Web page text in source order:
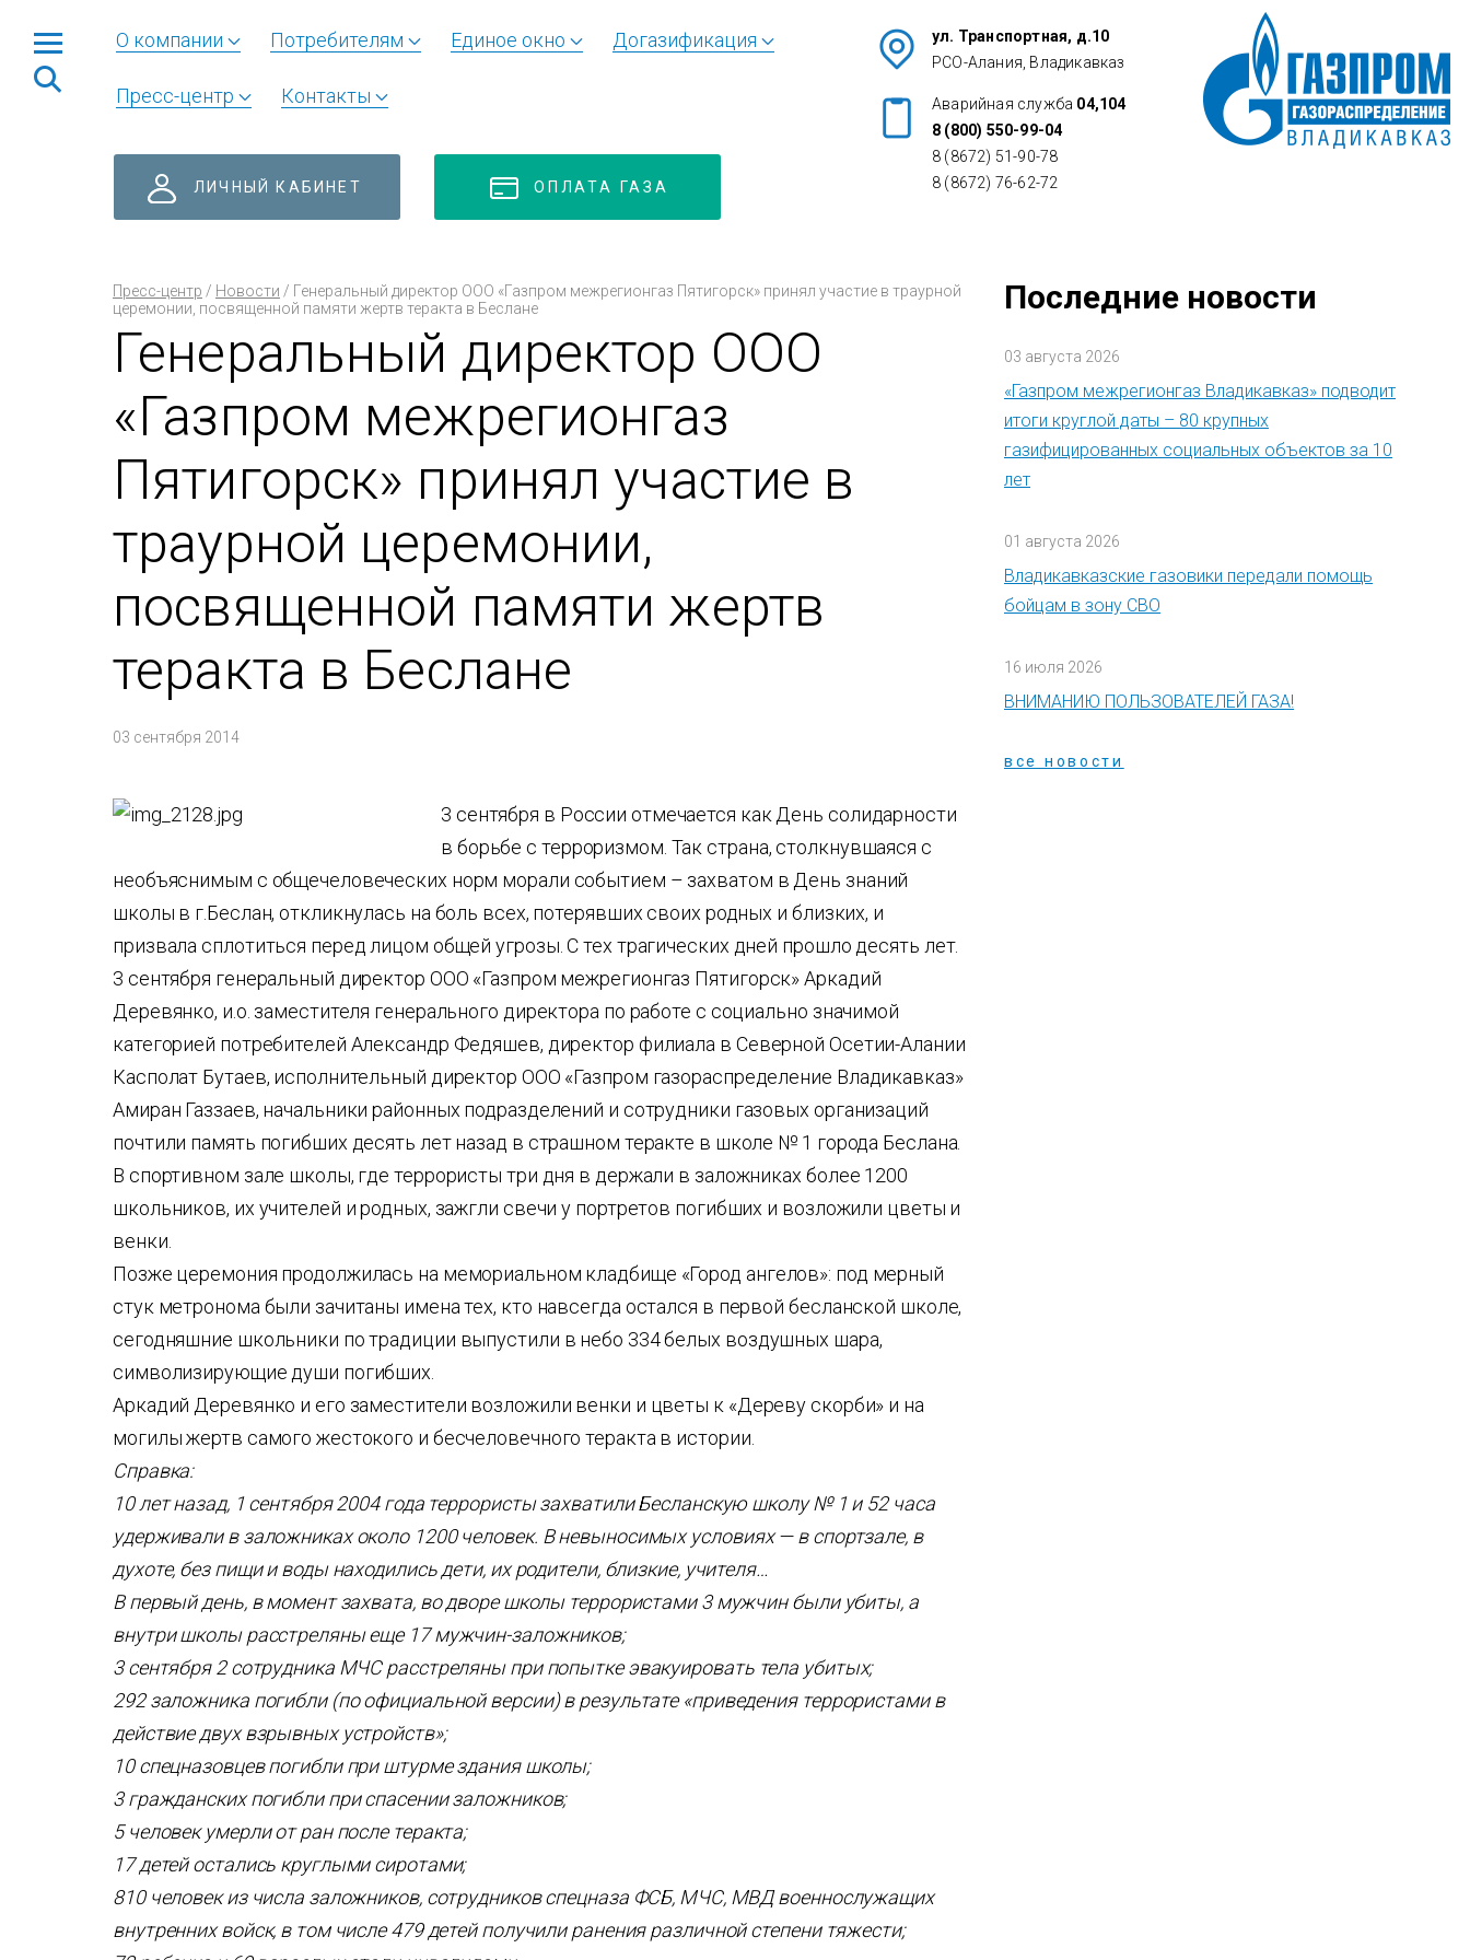
О компании Потребителям Единое окно Догазификация
Пресс-центр Контакты
ЛИЧНЫЙ КАБИНЕТ ОПЛАТА ГАЗА
ул. Транспортная, д.10
РСО-Алания, Владикавказ
Аварийная служба 04,104
8 (800) 550-99-04
8 (8672) 51-90-78
8 (8672) 76-62-72
Пресс-центр / Новости / Генеральный директор ООО «Газпром межрегионгаз Пятигорск» принял участие в траурной
церемонии, посвященной памяти жертв теракта в Беслане
Генеральный директор ООО
«Газпром межрегионгаз
Пятигорск» принял участие в
траурной церемонии,
посвященной памяти жертв
теракта в Беслане
03 сентября 2014
3 сентября в России отмечается как День солидарности
в борьбе с терроризмом. Так страна, столкнувшаяся с
необъяснимым с общечеловеческих норм морали событием – захватом в День знаний
школы в г.Беслан, откликнулась на боль всех, потерявших своих родных и близких, и
призвала сплотиться перед лицом общей угрозы. С тех трагических дней прошло десять лет.
3 сентября генеральный директор ООО «Газпром межрегионгаз Пятигорск» Аркадий
Деревянко, и.о. заместителя генерального директора по работе с социально значимой
категорией потребителей Александр Федяшев, директор филиала в Северной Осетии-Алании
Касполат Бутаев, исполнительный директор ООО «Газпром газораспределение Владикавказ»
Амиран Газзаев, начальники районных подразделений и сотрудники газовых организаций
почтили память погибших десять лет назад в страшном теракте в школе № 1 города Беслана.
В спортивном зале школы, где террористы три дня в держали в заложниках более 1200
школьников, их учителей и родных, зажгли свечи у портретов погибших и возложили цветы и
венки.
Позже церемония продолжилась на мемориальном кладбище «Город ангелов»: под мерный
стук метронома были зачитаны имена тех, кто навсегда остался в первой бесланской школе,
сегодняшние школьники по традиции выпустили в небо 334 белых воздушных шара,
символизирующие души погибших.
Аркадий Деревянко и его заместители возложили венки и цветы к «Дереву скорби» и на
могилы жертв самого жестокого и бесчеловечного теракта в истории.
Справка:
10 лет назад, 1 сентября 2004 года террористы захватили Бесланскую школу № 1 и 52 часа
удерживали в заложниках около 1200 человек. В невыносимых условиях — в спортзале, в
духоте, без пищи и воды находились дети, их родители, близкие, учителя…
В первый день, в момент захвата, во дворе школы террористами 3 мужчин были убиты, а
внутри школы расстреляны еще 17 мужчин-заложников;
3 сентября 2 сотрудника МЧС расстреляны при попытке эвакуировать тела убитых;
292 заложника погибли (по официальной версии) в результате «приведения террористами в
действие двух взрывных устройств»;
10 спецназовцев погибли при штурме здания школы;
3 гражданских погибли при спасении заложников;
5 человек умерли от ран после теракта;
17 детей остались круглыми сиротами;
810 человек из числа заложников, сотрудников спецназа ФСБ, МЧС, МВД военнослужащих
внутренних войск, в том числе 479 детей получили ранения различной степени тяжести;
Последние новости
03 августа 2026
«Газпром межрегионгаз Владикавказ» подводит
итоги круглой даты – 80 крупных
газифицированных социальных объектов за 10
лет
01 августа 2026
Владикавказские газовики передали помощь
бойцам в зону СВО
16 июля 2026
ВНИМАНИЮ ПОЛЬЗОВАТЕЛЕЙ ГАЗА!
все новости